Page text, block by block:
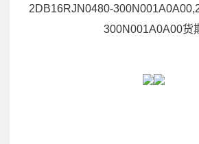
2DB16RJN0480-
300N001A0A00货